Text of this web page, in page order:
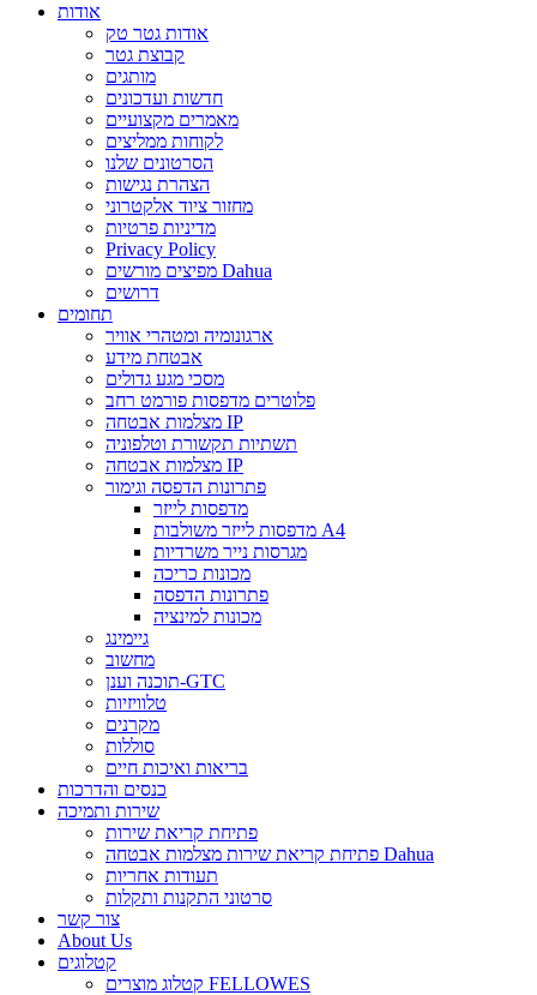
אודות
אודות גטר טק
קבוצת גטר
מותגים
חדשות ועדכונים
מאמרים מקצועיים
לקוחות ממליצים
הסרטונים שלנו
הצהרת נגישות
מחזור ציוד אלקטרוני
מדיניות פרטיות
Privacy Policy
מפיצים מורשים Dahua
דרושים
תחומים
ארגונומיה ומטהרי אוויר
אבטחת מידע
מסכי מגע גדולים
פלוטרים מדפסות פורמט רחב
מצלמות אבטחה IP
תשתיות תקשורת וטלפוניה
מצלמות אבטחה IP
פתרונות הדפסה וגימור
מדפסות לייזר
מדפסות לייזר משולבות A4
מגרסות נייר משרדיות
מכונות כריכה
פתרונות הדפסה
מכונות למינציה
גיימינג
מחשוב
תוכנה וענן-GTC
טלוויזיות
מקרנים
סוללות
בריאות ואיכות חיים
כנסים והדרכות
שירות ותמיכה
פתיחת קריאת שירות
פתיחת קריאת שירות מצלמות אבטחה Dahua
תעודות אחריות
סרטוני התקנות ותקלות
צור קשר
About Us
קטלוגים
קטלוג מוצרים FELLOWES